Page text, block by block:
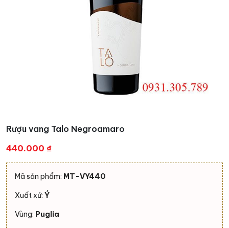
Rượu vang Talo Negroamaro
440.000 ₫
Mã sản phẩm: MT-VY440
Xuất xứ: Ý
Vùng: Puglia